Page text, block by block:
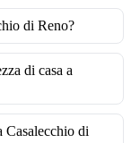
di Reno?
di casa a
Casalecchio di